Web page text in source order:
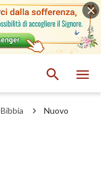
Nuovo